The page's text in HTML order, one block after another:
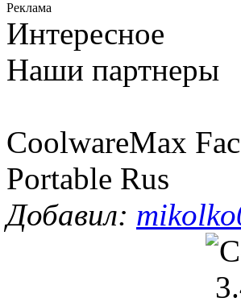
Реклама
Интересное
Наши партнеры
CoolwareMax
Portable Rus
Добавил: